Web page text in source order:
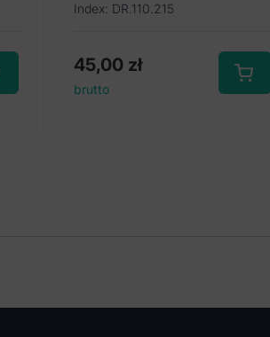
Index: DR.110.215
45,00 zł
brutto